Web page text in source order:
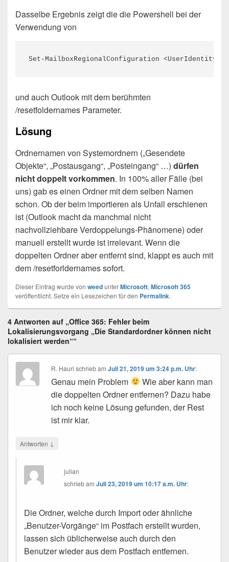
Dasselbe Ergebnis zeigt die die Powershell bei der
Verwendung von
Set-MailboxRegionalConfiguration <UserIdentity> -
und auch Outlook mit dem berühmten
/resetfoldernames Parameter.
Lösung
Ordnernamen von Systemordnern („Gesendete
Objekte“, „Postausgang“, „Posteingang“ …) dürfen
nicht doppelt vorkommen. In 100% aller Fälle (bei
uns) gab es einen Ordner mit dem selben Namen
schon. Ob der beim importieren als Unfall erschienen
ist (Outlook macht da manchmal nicht
nachvollziehbare Verdoppelungs-Phänomene) oder
manuell erstellt wurde ist irrelevant. Wenn die
doppelten Ordner aber entfernt sind, klappt es auch mit
dem /resetforldernames sofort.
Dieser Eintrag wurde von weedunterMicrosoft, Microsoft 365
veröffentlicht. Setze ein Lesezeichen für den Permalink.
4 Antworten auf „Office 365: Fehler beim
Lokalisierungsvorgang „Die Standardordner können nicht
lokalisiert werden““
R. Hauri schriebamJuli 21, 2019 um 3:24 p.m. Uhr:
Genau mein Problem
Wie aber kann man
die doppelten Ordner entfernen? Dazu habe
ich noch keine Lösung gefunden, der Rest
ist mir klar.
Antworten ↓
julian
schriebamJuli 23, 2019 um 10:17 a.m. Uhr:
Die Ordner, welche durch Import oder ähnliche
„Benutzer-Vorgänge“ im Postfach erstellt wurden,
lassen sich üblicherweise auch durch den
Benutzer wieder aus dem Postfach entfernen.